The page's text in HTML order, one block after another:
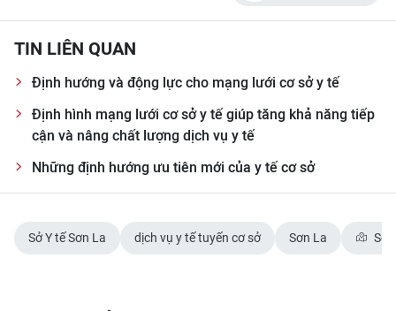
TIN LIÊN QUAN
Định hướng và động lực cho mạng lưới cơ sở y tế
Định hình mạng lưới cơ sở y tế giúp tăng khả năng tiếp
cận và nâng chất lượng dịch vụ y tế
Những định hướng ưu tiên mới của y tế cơ sở
Sở Y tế Sơn La dịch vụ y tế tuyến cơ sở Sơn La